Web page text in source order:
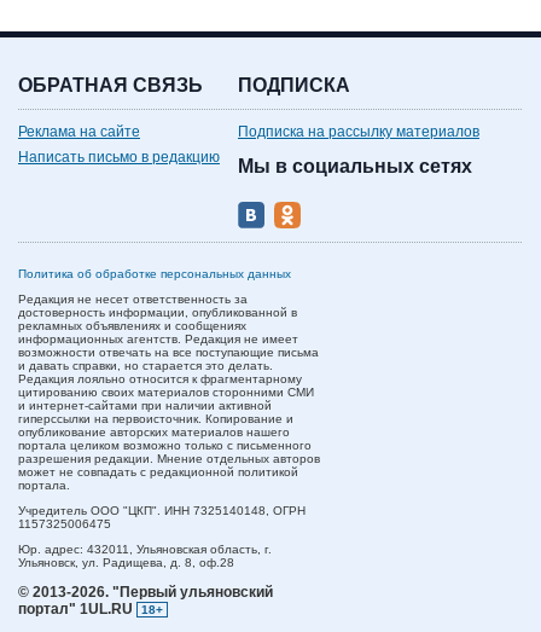
ОБРАТНАЯ СВЯЗЬ
Реклама на сайте
Написать письмо в редакцию
ПОДПИСКА
Подписка на рассылку материалов
Мы в социальных сетях
Политика об обработке персональных данных
Редакция не несет ответственность за
достоверность информации, опубликованной в
рекламных объявлениях и сообщениях
информационных агентств. Редакция не имеет
возможности отвечать на все поступающие письма
и давать справки, но старается это делать.
Редакция лояльно относится к фрагментарному
цитированию своих материалов сторонними СМИ
и интернет-сайтами при наличии активной
гиперссылки на первоисточник. Копирование и
опубликование авторских материалов нашего
портала целиком возможно только с письменного
разрешения редакции. Мнение отдельных авторов
может не совпадать с редакционной политикой
портала.
Учредитель ООО "ЦКП". ИНН 7325140148, ОГРН
1157325006475
Юр. адрес: 432011, Ульяновская область, г.
Ульяновск, ул. Радищева, д. 8, оф.28
© 2013-2026. "Первый ульяновский
портал" 1UL.RU
18+